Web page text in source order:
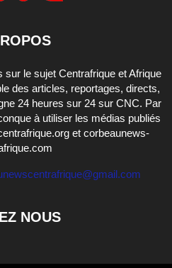
sur le sujet Centrafrique et Afrique
des articles, reportages, directs,
24 heures sur 24 sur CNC. Par
à utiliser les médias publiés
et corbeaunews-
NOUS